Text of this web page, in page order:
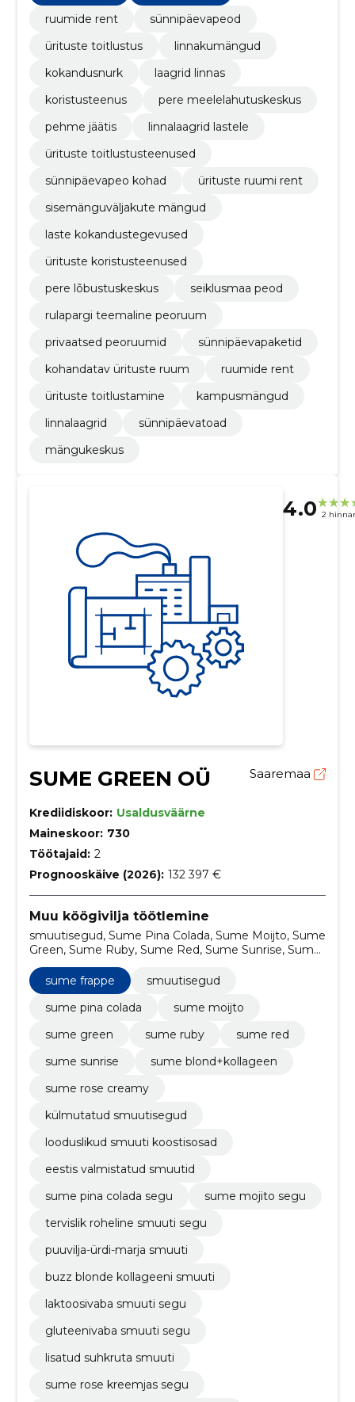
ruumide rent
sünnipäevapeod
ürituste toitlustus
linnakumängud
kokandusnurk
laagrid linnas
koristusteenus
pere meelelahutuskeskus
pehme jäätis
linnalaagrid lastele
ürituste toitlustusteenused
sünnipäevapeo kohad
ürituste ruumi rent
sisemänguväljakute mängud
laste kokandustegevused
ürituste koristusteenused
pere lõbustuskeskus
seiklusmaa peod
rulapargi teemaline peoruum
privaatsed peoruumid
sünnipäevapaketid
kohandatav ürituste ruum
ruumide rent
ürituste toitlustamine
kampusmängud
linnalaagrid
sünnipäevatoad
mängukeskus
4.0 2
SUME GREEN OÜ Saaremaa
Krediidiskoor: Usaldusväärne
Maineskoor: 730
Töötajaid: 2
Prognooskäive (2026): 132 397 €
Muu köögivilja töötlemine
smuutisegud, Sume Pina Colada, Sume Moijto, Sume
Green, Sume Ruby, Sume Red, Sume Sunrise, Sume
smuutisegud
sume frappe
smuutisegud
sume pina colada
sume moijto
sume green
sume ruby
sume red
sume sunrise
sume blond+kollageen
sume rose creamy
külmutatud smuutisegud
looduslikud smuuti koostisosad
eestis valmistatud smuutid
sume pina colada segu
sume mojito segu
tervislik roheline smuuti segu
puuvilja-ürdi-marja smuuti
buzz blonde kollageeni smuuti
laktoosivaba smuuti segu
gluteenivaba smuuti segu
lisatud suhkruta smuuti
sume rose kreemjas segu